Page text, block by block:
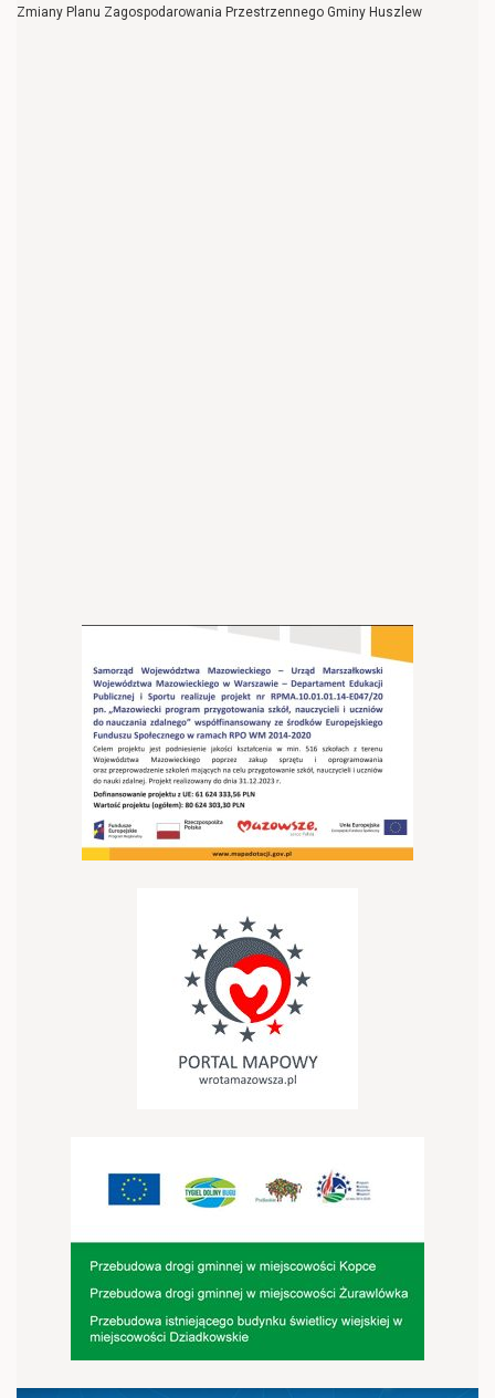
Zmiany Planu Zagospodarowania Przestrzennego Gminy Huszlew